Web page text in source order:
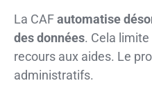
La CAFautomatise
des données. Cela
recours aux aides. Le
administratifs.